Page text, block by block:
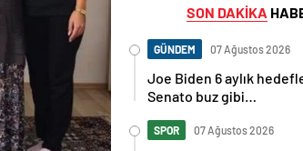
SON DAKİKA
GÜNDEM 07 Ağustos 2026
Joe Biden 6 aylık
Senato buz gibi…
SPOR 07 Ağustos 2026